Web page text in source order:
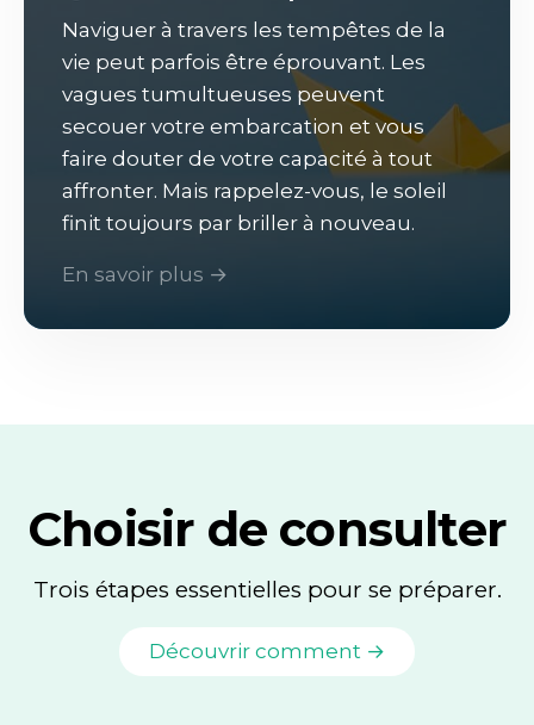
Naviguer à travers les tempêtes de la
vie peut parfois être éprouvant. Les
vagues tumultueuses peuvent
secouer votre embarcation et vous
faire douter de votre capacité à tout
affronter. Mais rappelez-vous, le soleil
finit toujours par briller à nouveau.
En savoir plus →
Choisir de consulter
Trois étapes essentielles pour se préparer.
Découvrir comment →